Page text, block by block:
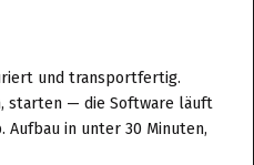
und transportfertig.
starten — die Software läuft
Aufbau in unter 30 Minuten,